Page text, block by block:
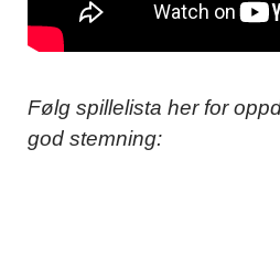
Følg spillelista her for
god stemning: